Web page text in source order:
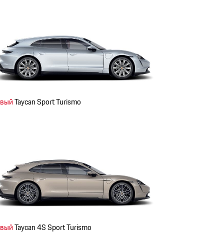
Taycan Sport Turismo
Taycan 4S Sport Turismo